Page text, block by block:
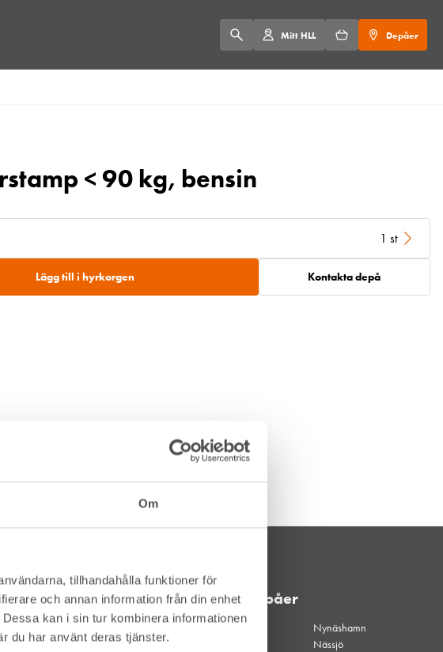
Om
tillhandahålla funktioner för
och annan information från din enhet
kan i sin tur kombinera informationen
du har använt deras tjänster.
Mitt HLL Depåer
< 90 kg, bensin
1 st
Lägg till i hyrkorgen Kontakta depå
Navigation
Våra depåer
Våra depåer
Nynäshamn
Nässjö